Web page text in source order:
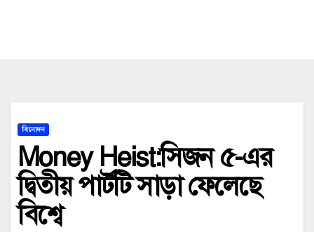
বিনোদন
Money Heist:সিজন ৫-এর
দ্বিতীয় পার্টটি সাড়া ফেলেছে
বিশ্বে